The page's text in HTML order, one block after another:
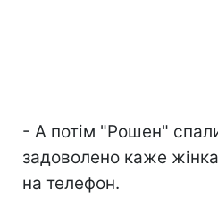
- А потім "Рошен"
задоволено каже
на телефон.